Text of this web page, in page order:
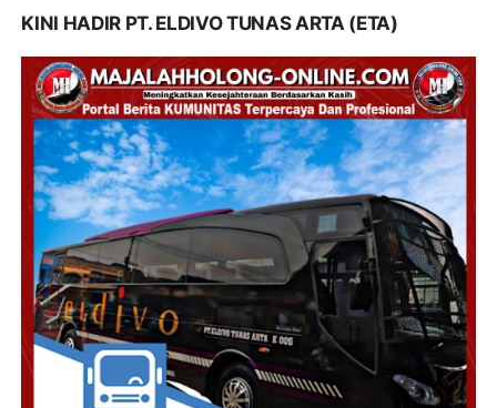
KINI HADIR PT. ELDIVO TUNAS ARTA (ETA)